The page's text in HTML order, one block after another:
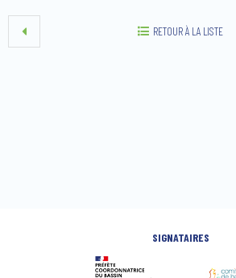
RETOUR À LA LISTE
SIGNATAIRES